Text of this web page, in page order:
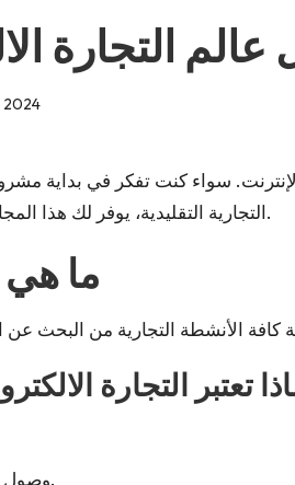
التجارة
2024
سواء كنت تفكر في بداية
التجارية التقليدية، يوفر لك هذا المجال العديد من الفرص المربحة والمستدامة.
ما هي
تعتبر التجارة
وصول إلى جمهور أوسع دون قيود جغرافية.